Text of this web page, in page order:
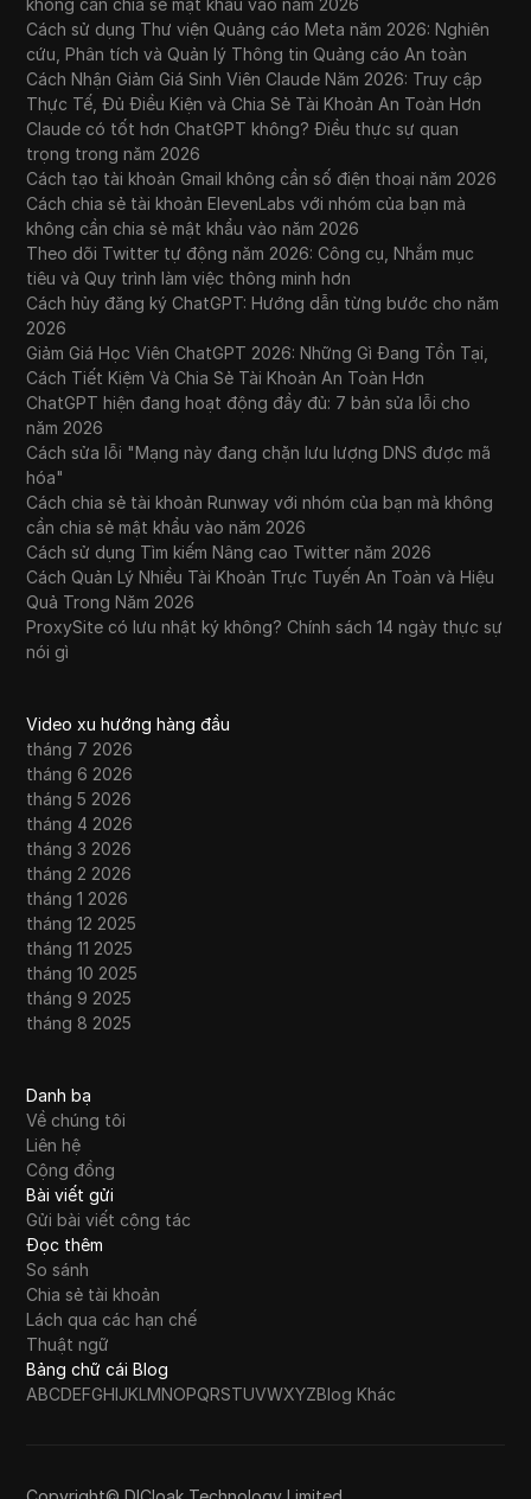
không cần chia sẻ mật khẩu vào năm 2026
Cách sử dụng Thư viện Quảng cáo Meta năm 2026: Nghiên
cứu, Phân tích và Quản lý Thông tin Quảng cáo An toàn
Cách Nhận Giảm Giá Sinh Viên Claude Năm 2026: Truy cập
Thực Tế, Đủ Điều Kiện và Chia Sẻ Tài Khoản An Toàn Hơn
Claude có tốt hơn ChatGPT không? Điều thực sự quan
trọng trong năm 2026
Cách tạo tài khoản Gmail không cần số điện thoại năm 2026
Cách chia sẻ tài khoản ElevenLabs với nhóm của bạn mà
không cần chia sẻ mật khẩu vào năm 2026
Theo dõi Twitter tự động năm 2026: Công cụ, Nhắm mục
tiêu và Quy trình làm việc thông minh hơn
Cách hủy đăng ký ChatGPT: Hướng dẫn từng bước cho năm
2026
Giảm Giá Học Viên ChatGPT 2026: Những Gì Đang Tồn Tại,
Cách Tiết Kiệm Và Chia Sẻ Tài Khoản An Toàn Hơn
ChatGPT hiện đang hoạt động đầy đủ: 7 bản sửa lỗi cho
năm 2026
Cách sửa lỗi "Mạng này đang chặn lưu lượng DNS được mã
hóa"
Cách chia sẻ tài khoản Runway với nhóm của bạn mà không
cần chia sẻ mật khẩu vào năm 2026
Cách sử dụng Tìm kiếm Nâng cao Twitter năm 2026
Cách Quản Lý Nhiều Tài Khoản Trực Tuyến An Toàn và Hiệu
Quả Trong Năm 2026
ProxySite có lưu nhật ký không? Chính sách 14 ngày thực sự
nói gì
Video xu hướng hàng đầu
tháng 7 2026
tháng 6 2026
tháng 5 2026
tháng 4 2026
tháng 3 2026
tháng 2 2026
tháng 1 2026
tháng 12 2025
tháng 11 2025
tháng 10 2025
tháng 9 2025
tháng 8 2025
Danh bạ
Về chúng tôi
Liên hệ
Cộng đồng
Bài viết gửi
Gửi bài viết cộng tác
Đọc thêm
So sánh
Chia sẻ tài khoản
Lách qua các hạn chế
Thuật ngữ
Bảng chữ cái Blog
ABCDEFGHIJKLMNOPQRSTUVWXYZBlog Khác